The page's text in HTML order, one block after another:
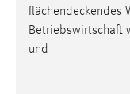
flächendeckendes
Betriebswirtschaft
und